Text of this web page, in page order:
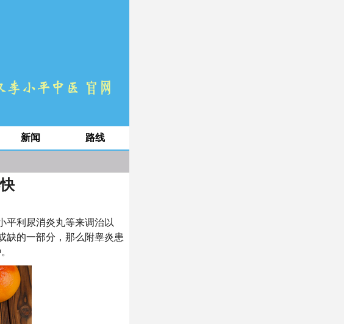
新闻 路线
平利尿消炎丸等来调治以
缺的一部分，那么附睾炎患